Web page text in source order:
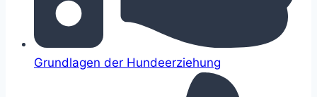
Grundlagen der Hundeerziehung